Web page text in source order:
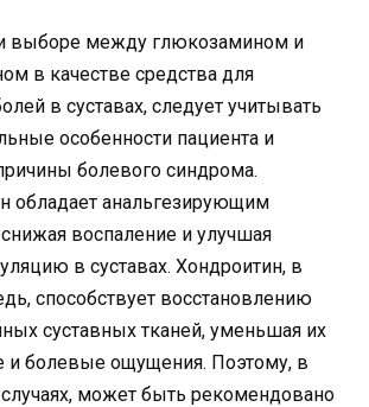
выборе между глюкозамином и
в качестве средства для
в суставах, следует учитывать
особенности пациента и
болевого синдрома.
обладает анальгезирующим
воспаление и улучшая
в суставах. Хондроитин, в
способствует восстановлению
суставных тканей, уменьшая их
и болевые ощущения. Поэтому, в
может быть рекомендовано